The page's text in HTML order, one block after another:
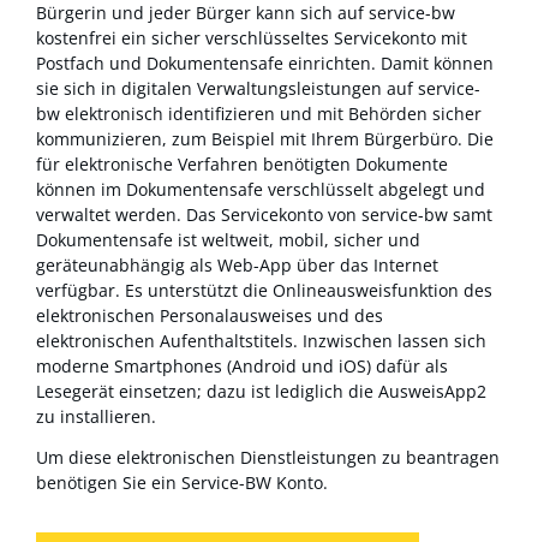
Bürgerin und jeder Bürger kann sich auf service-bw
kostenfrei ein sicher verschlüsseltes Servicekonto mit
Postfach und Dokumentensafe einrichten. Damit können
sie sich in digitalen Verwaltungsleistungen auf service-
bw elektronisch identifizieren und mit Behörden sicher
kommunizieren, zum Beispiel mit Ihrem Bürgerbüro. Die
für elektronische Verfahren benötigten Dokumente
können im Dokumentensafe verschlüsselt abgelegt und
verwaltet werden. Das Servicekonto von service-bw samt
Dokumentensafe ist weltweit, mobil, sicher und
geräteunabhängig als Web-App über das Internet
verfügbar. Es unterstützt die Onlineausweisfunktion des
elektronischen Personalausweises und des
elektronischen Aufenthaltstitels. Inzwischen lassen sich
moderne Smartphones (Android und iOS) dafür als
Lesegerät einsetzen; dazu ist lediglich die AusweisApp2
zu installieren.
Um diese elektronischen Dienstleistungen zu beantragen
benötigen Sie ein Service-BW Konto.